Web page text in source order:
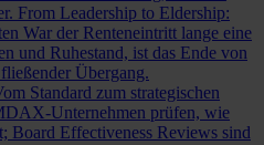
From Leadership to Eldership:
War der Renteneintritt lange eine
und Ruhestand, ist das Ende von
Übergang.
Standard zum strategischen
Unternehmen prüfen, wie
Board Effectiveness Reviews sind